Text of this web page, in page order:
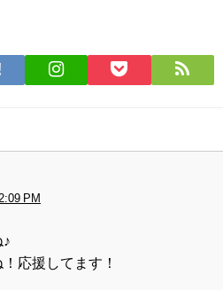
PM
応援してます！